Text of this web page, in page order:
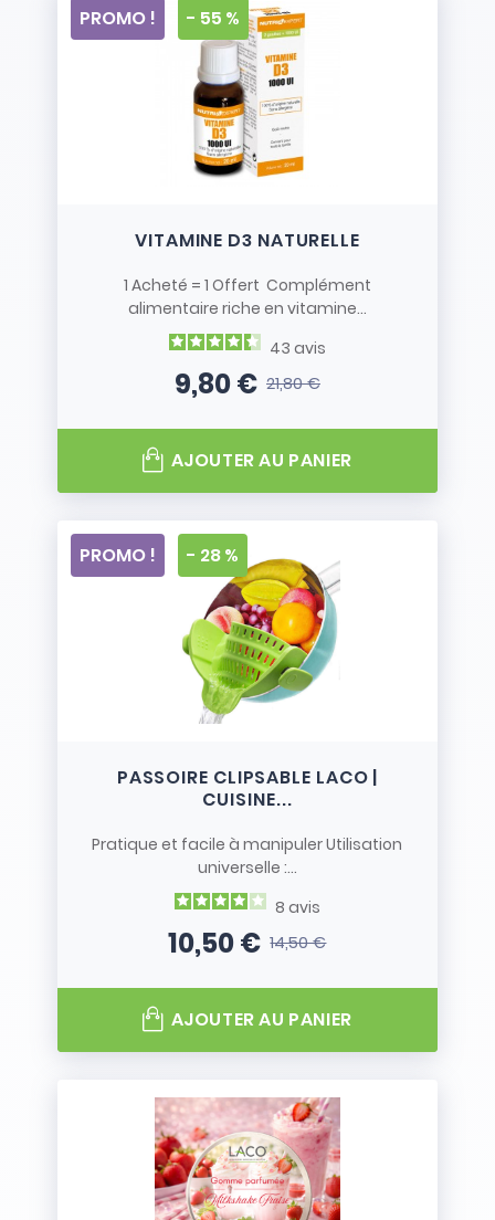
VITAMINE D3 NATURELLE
1 Acheté = 1 Offert Complément
alimentaire riche en vitamine...
43 avis
Prix
9,80 €Prix de base
21,80 €
PROMO ! - 55 %
AJOUTER AU PANIER
PASSOIRE CLIPSABLE LACO |
CUISINE...
Pratique et facile à manipuler Utilisation
universelle :...
8 avis
Prix
10,50 €Prix de base
14,50 €
PROMO ! - 28 %
AJOUTER AU PANIER